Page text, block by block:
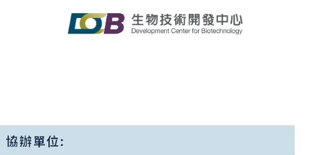
協辦單位: